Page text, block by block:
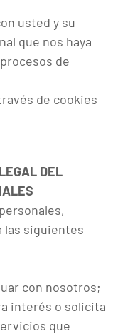
usted y su
que nos haya
de
de cookies
DEL
las siguientes
con nosotros;
interés o solicita
que